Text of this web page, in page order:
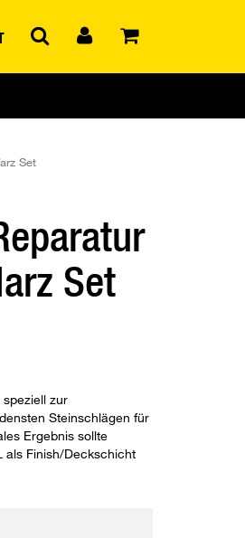
Set
Set
zur
Steinschlägen für
Ergebnis sollte
als Finish/Deckschicht